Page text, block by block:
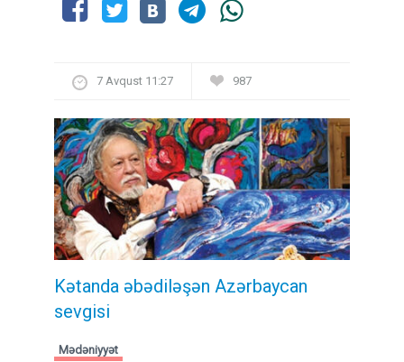
7 Avqust 11:27 987
Kətanda əbədiləşən Azərbaycan
sevgisi
Mədəniyyət